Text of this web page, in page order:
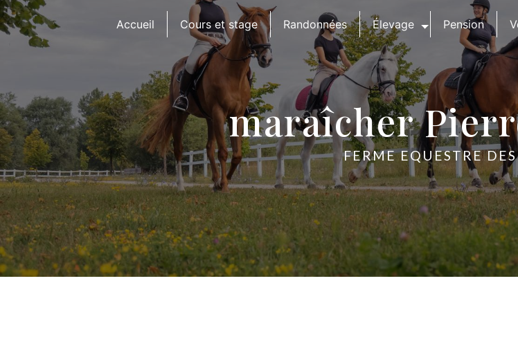
Accueil Cours et stage Randonnées Élevage Pension
maraîcher
FERME EQUESTRE
Panneau de gestion des cookies